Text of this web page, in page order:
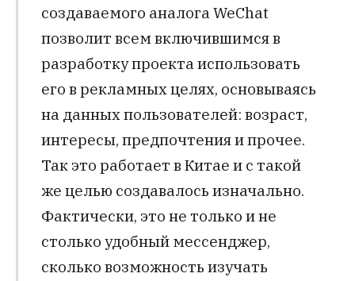
создаваемого аналога WeChat
позволит всем включившимся в
разработку проекта использовать
его в рекламных целях, основываясь
на данных пользователей: возраст,
интересы, предпочтения и прочее.
Так это работает в Китае и с такой
же целью создавалось изначально.
Фактически, это не только и не
столько удобный мессенджер,
сколько возможность изучать